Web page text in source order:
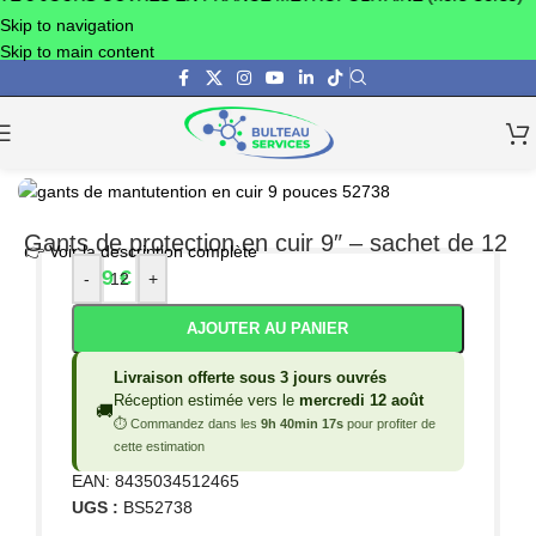
Skip to navigation
Skip to main content
Gants de manutention
Gants de protection en cuir 9″ – sachet de 12
👉 Voir la description complète
4,99€ HT
- +
AJOUTER AU PANIER
🚚
Livraison offerte sous 3 jours ouvrés
Réception estimée vers le mercredi 12 août
⏱ Commandez dans les 9h 40min 17s pour profiter de
cette estimation
EAN: 8435034512465
UGS : BS52738